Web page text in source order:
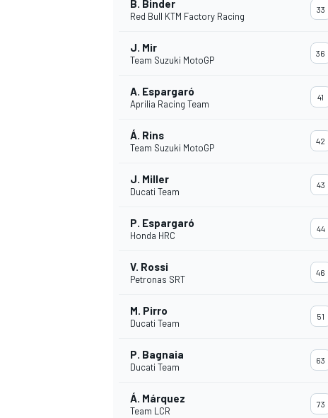
B. Binder
Red Bull KTM Factory Racing
33
J. Mir
Team Suzuki MotoGP
36
A. Espargaró
Aprilia Racing Team
41
Á. Rins
Team Suzuki MotoGP
42
J. Miller
Ducati Team
43
P. Espargaró
Honda HRC
44
V. Rossi
Petronas SRT
46
M. Pirro
Ducati Team
51
P. Bagnaia
Ducati Team
63
Á. Márquez
Team LCR
73